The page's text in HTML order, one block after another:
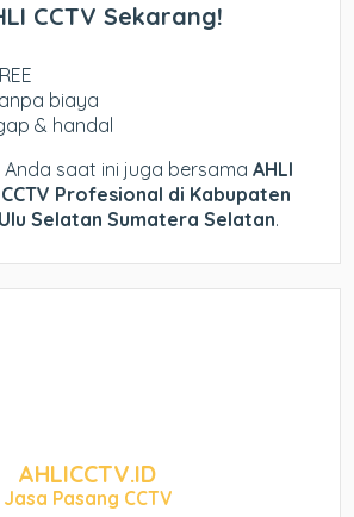
CCTV Sekarang!
biaya
& handal
Anda saat ini juga bersamaAHLI
CCTV Profesional di Kabupaten
Selatan Sumatera Selatan.
AHLICCTV.ID
Jasa Pasang CCTV